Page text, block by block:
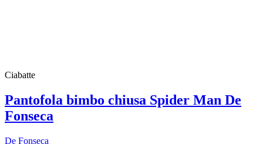
Ciabatte
Pantofola bimbo chiusa Spider Man De
Fonseca
De Fonseca